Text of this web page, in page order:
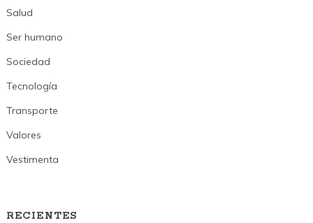
Salud
Ser humano
Sociedad
Tecnología
Transporte
Valores
Vestimenta
RECIENTES